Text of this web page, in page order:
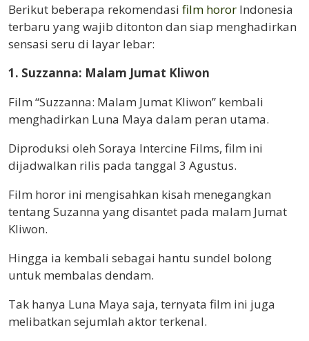
Berikut beberapa rekomendasi film horor Indonesia
terbaru yang wajib ditonton dan siap menghadirkan
sensasi seru di layar lebar:
1. Suzzanna: Malam Jumat Kliwon
Film “Suzzanna: Malam Jumat Kliwon” kembali
menghadirkan Luna Maya dalam peran utama.
Diproduksi oleh Soraya Intercine Films, film ini
dijadwalkan rilis pada tanggal 3 Agustus.
Film horor ini mengisahkan kisah menegangkan
tentang Suzanna yang disantet pada malam Jumat
Kliwon.
Hingga ia kembali sebagai hantu sundel bolong
untuk membalas dendam.
Tak hanya Luna Maya saja, ternyata film ini juga
melibatkan sejumlah aktor terkenal.